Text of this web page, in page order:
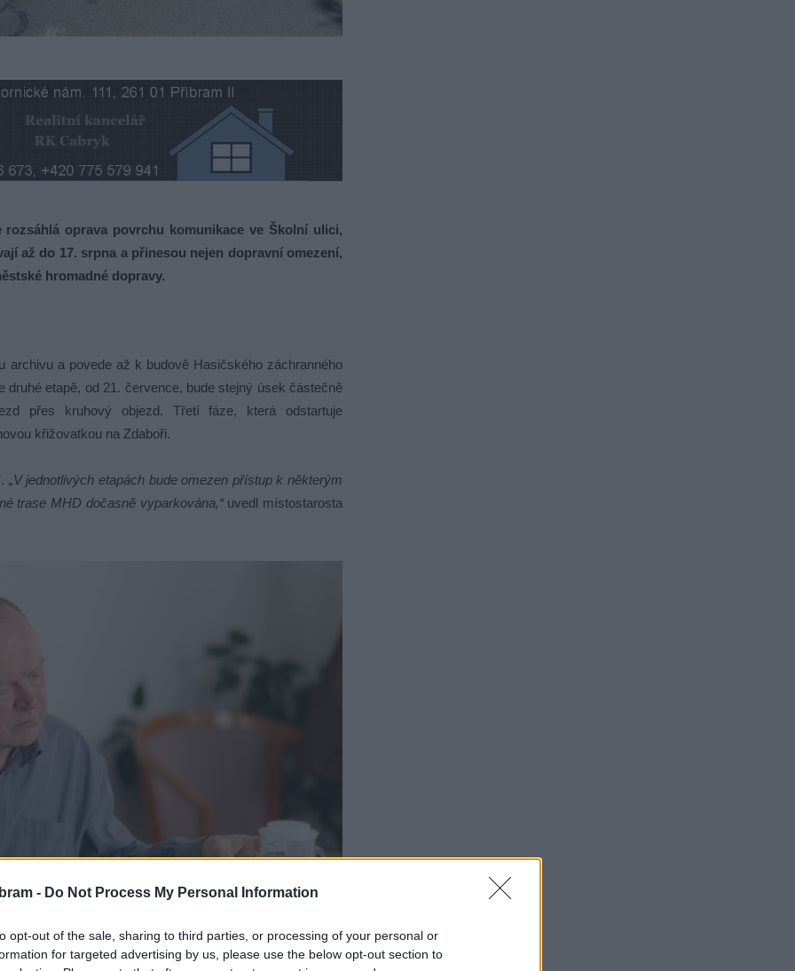
- Do Not Process My Personal Information
opt-out of the sale, sharing to third parties, or processing of your personal or
for targeted advertising by us, please use the below opt-out section to
oprava povrchu komunikace ve Školní ulici,
až do 17. srpna a přinesou nejen dopravní omezení,
hromadné dopravy.
a povede až k budově Hasičského záchranného
druhé etapě, od 21. července, bude stejný úsek částečně
přes kruhový objezd. Třetí fáze, která odstartuje
křižovatkou na Zdaboři.
„V jednotlivých etapách bude omezen přístup k některým
trase MHD dočasně vyparkována,“uvedl místostarosta